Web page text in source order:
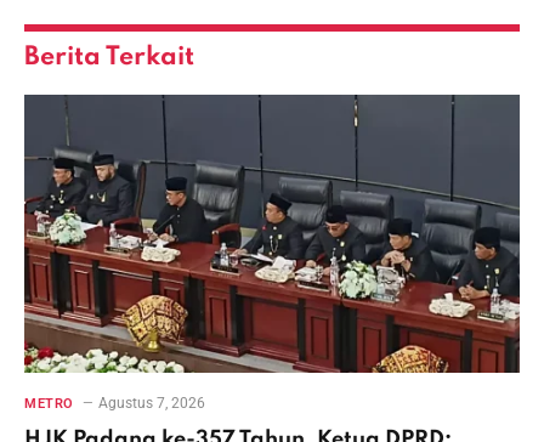
Berita Terkait
METRO Agustus 7, 2026